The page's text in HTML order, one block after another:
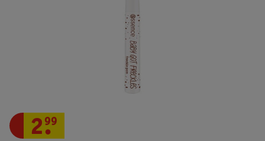
2.
99